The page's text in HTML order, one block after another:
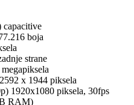
capacitive
boja
strane
megapiksela
2592 х 1944 piksela
1920x1080 piksela, 30fps
RAM)